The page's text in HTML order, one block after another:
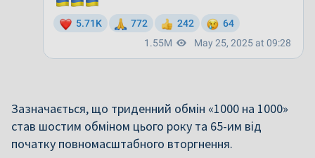
Зазначається, що триденний обмін «1000 на 1000»
став шостим обміном цього року та 65-им від
початку повномасштабного вторгнення.